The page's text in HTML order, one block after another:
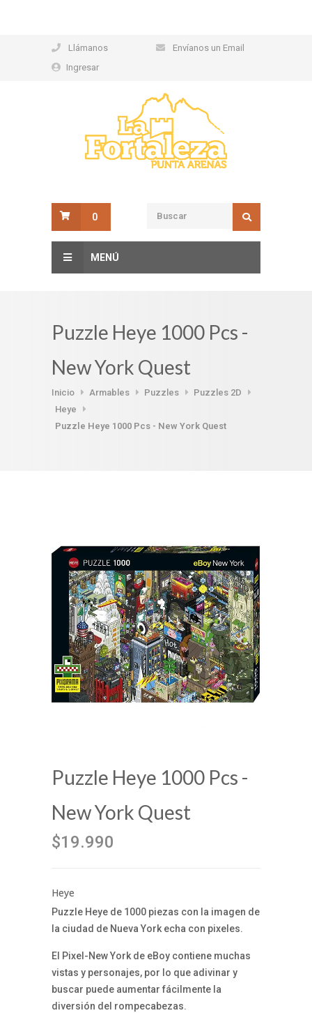
Llámanos
Envíanos un Email
Ingresar
0
MENÚ
Puzzle Heye 1000 Pcs -
New York Quest
Inicio Armables Puzzles
Puzzles 2D
Heye
Puzzle Heye 1000 Pcs - New York Quest
Puzzle Heye 1000 Pcs -
New York Quest
$19.990
Heye
Puzzle Heye de 1000 piezas con la imagen de
la ciudad de Nueva York echa con pixeles.
El Pixel-New York de eBoy contiene muchas
vistas y personajes, por lo que adivinar y
buscar puede aumentar fácilmente la
diversión del rompecabezas.